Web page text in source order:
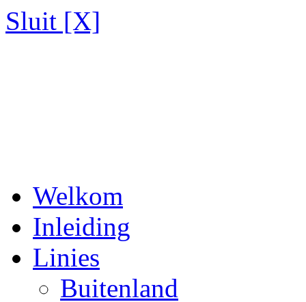
Sluit [X]
Welkom
Inleiding
Linies
Buitenland